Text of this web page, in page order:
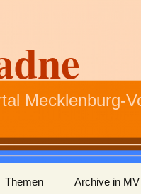
Mecklenburg-
Themen Archive in MV